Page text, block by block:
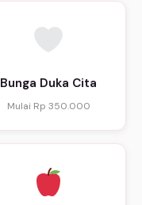
Bunga Duka Cita
Mulai Rp 350.000